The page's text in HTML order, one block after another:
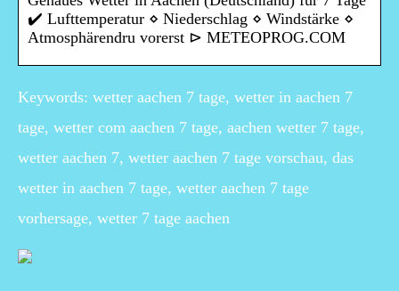
✔️ Lufttemperatur ⋄ Niederschlag ⋄ Windstärke ⋄
Atmosphärendru vorerst ⊳ METEOPROG.COM
Keywords: wetter aachen 7 tage, wetter in aachen 7
tage, wetter com aachen 7 tage, aachen wetter 7 tage,
wetter aachen 7, wetter aachen 7 tage vorschau, das
wetter in aachen 7 tage, wetter aachen 7 tage
vorhersage, wetter 7 tage aachen